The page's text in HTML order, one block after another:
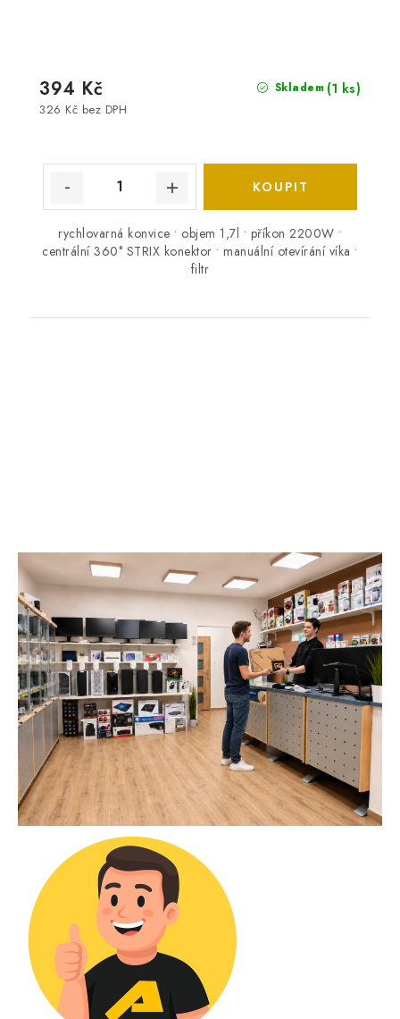
Skladem (1 ks)
326 Kč bez DPH
394 Kč
rychlovarná konvice • objem 1,7l • příkon 2200W •
centrální 360° STRIX konektor • manuální otevírání víka •
filtr